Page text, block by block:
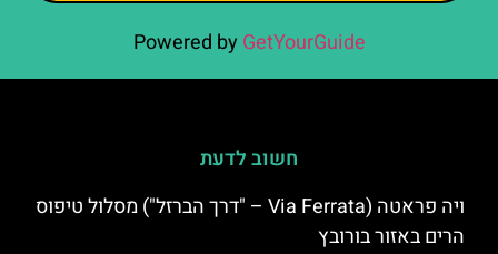
Powered by GetYourGuide
חשוב לדעת
ויה פראטה (Via Ferrata – "דרך הברזל") מסלול טיפוס
הרים באזור בורובץ